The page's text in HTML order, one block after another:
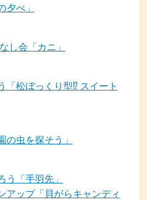
夕べ」
し会「カニ」
「松ぼっくり型⁉ スイート
の虫を探そう」
う「手羽先」
アップ「貝がらキャンディ